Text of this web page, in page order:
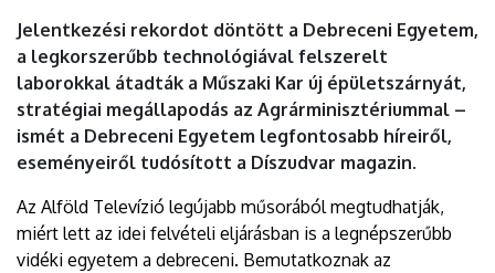
Jelentkezési rekordot döntött a Debreceni Egyetem,
a legkorszerűbb technológiával felszerelt
laborokkal átadták a Műszaki Kar új épületszárnyát,
stratégiai megállapodás az Agrárminisztériummal –
ismét a Debreceni Egyetem legfontosabb híreiről,
eseményeiről tudósított a Díszudvar magazin.
Az Alföld Televízió legújabb műsorából megtudhatják,
miért lett az idei felvételi eljárásban is a legnépszerűbb
vidéki egyetem a debreceni. Bemutatkoznak az